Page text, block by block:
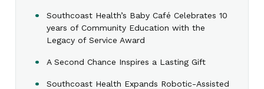
Southcoast Health’s Baby Café Celebrates 10
years of Community Education with the
Legacy of Service Award
A Second Chance Inspires a Lasting Gift
Southcoast Health Expands Robotic-Assisted